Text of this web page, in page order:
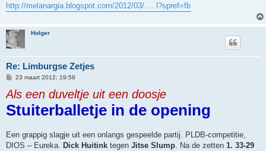
http://melanargia.blogspot.com/2012/03/ ... l?spref=fb
Holger
Re: Limburgse Zetjes
B
i
c
h
23 maart 2012; 19:58
Als een duveltje uit een doosje
Stuiterballetje in de opening
Een grappig slagje uit een onlangs gespeelde partij. PLDB-competitie,
DIOS – Eureka. Dick Huitink tegen Jitse Slump. Na de zetten 1. 33-29